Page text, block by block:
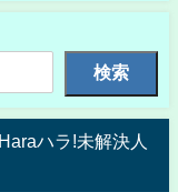
検索
ハラ!未解決人